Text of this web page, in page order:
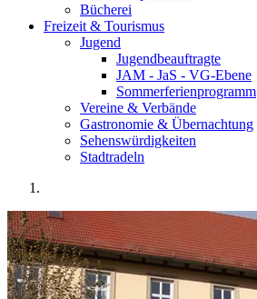
Bücherei
Freizeit & Tourismus
Jugend
Jugendbeauftragte
JAM - JaS - VG-Ebene
Sommerferienprogramm
Vereine & Verbände
Gastronomie & Übernachtung
Sehenswürdigkeiten
Stadtradeln